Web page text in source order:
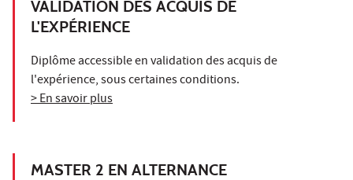
VALIDATION DES ACQUIS DE
L'EXPÉRIENCE
Diplôme accessible en validation des acquis de
l'expérience, sous certaines conditions.
> En savoir plus
MASTER 2 EN ALTERNANCE